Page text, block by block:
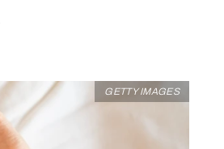
GETTY IMAGES